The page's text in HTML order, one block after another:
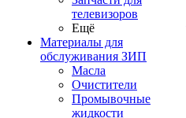
телевизоров
Ещё
Материалы для
обслуживания ЗИП
Масла
Очистители
Промывочные
жидкости